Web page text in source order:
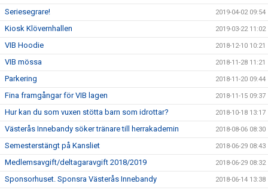
Seriesegrare! 2019-04-02 09:54
Kiosk Klövernhallen 2019-03-22 11:02
VIB Hoodie 2018-12-10 10:21
VIB mössa 2018-11-28 11:21
Parkering 2018-11-20 09:44
Fina framgångar för VIB lagen 2018-11-15 09:37
Hur kan du som vuxen stötta barn som idrottar? 2018-10-18 13:17
Västerås Innebandy söker tränare till herrakademin 2018-08-06 08:30
Semesterstängt på Kansliet 2018-06-29 08:43
Medlemsavgift/deltagaravgift 2018/2019 2018-06-29 08:32
Sponsorhuset. Sponsra Västerås Innebandy 2018-06-14 13:38